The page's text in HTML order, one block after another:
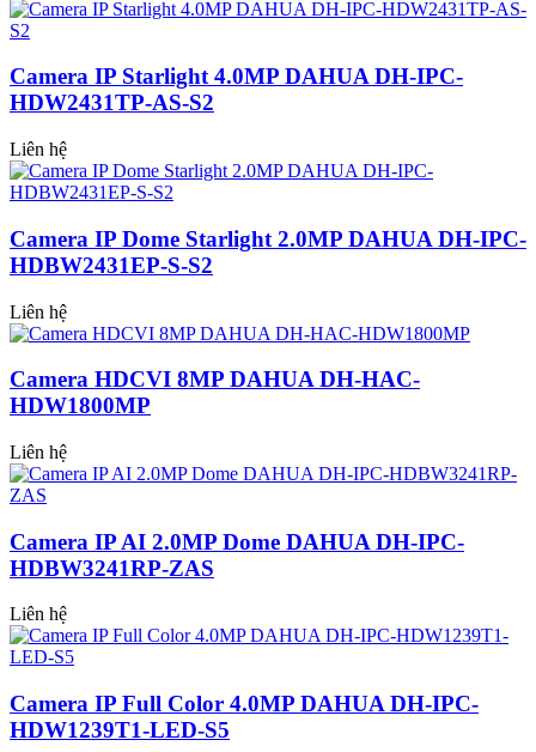
Camera IP Starlight 4.0MP DAHUA DH-IPC-
HDW2431TP-AS-S2
Liên hệ
Camera IP Dome Starlight 2.0MP DAHUA DH-IPC-
HDBW2431EP-S-S2
Liên hệ
Camera HDCVI 8MP DAHUA DH-HAC-
HDW1800MP
Liên hệ
Camera IP AI 2.0MP Dome DAHUA DH-IPC-
HDBW3241RP-ZAS
Liên hệ
Camera IP Full Color 4.0MP DAHUA DH-IPC-
HDW1239T1-LED-S5